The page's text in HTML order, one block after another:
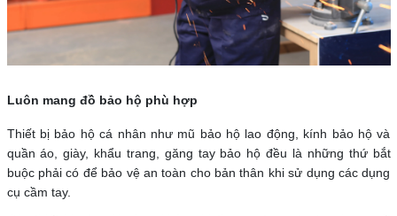
Luôn mang đồ bảo hộ phù hợp
Thiết bị bảo hộ cá nhân như mũ bảo hộ lao động, kính bảo hộ và
quần áo, giày, khẩu trang, găng tay bảo hộ đều là những thứ bắt
buộc phải có để bảo vệ an toàn cho bản thân khi sử dụng các dụng
cụ cầm tay.